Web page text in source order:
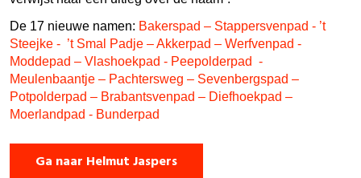
De 17 nieuwe namen: Bakerspad – Stappersvenpad - ’t
Steejke - ’t Smal Padje – Akkerpad – Werfvenpad -
Moddepad – Vlashoekpad - Peepolderpad -
Meulenbaantje – Pachtersweg – Sevenbergspad –
Potpolderpad – Brabantsvenpad – Diefhoekpad –
Moerlandpad - Bunderpad
Ga naar Helmut Jaspers